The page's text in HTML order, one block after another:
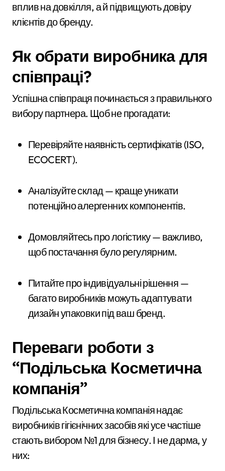
вплив на довкілля, а й підвищують довіру
клієнтів до бренду.
Як обрати виробника для
співпраці?
Успішна співпраця починається з правильного
вибору партнера. Щоб не прогадати:
Перевіряйте наявність сертифікатів (ISO,
ECOCERT).
Аналізуйте склад — краще уникати
потенційно алергенних компонентів.
Домовляйтесь про логістику — важливо,
щоб постачання було регулярним.
Питайте про індивідуальні рішення —
багато виробників можуть адаптувати
дизайн упаковки під ваш бренд.
Переваги роботи з
“Подільська Косметична
компанія”
Подільська Косметична компанія надає
виробників гігієнічних засобів які усе частіше
стають вибором №1 для бізнесу. І не дарма, у
них: